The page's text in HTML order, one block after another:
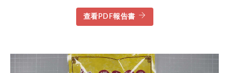
查看PDF報告書